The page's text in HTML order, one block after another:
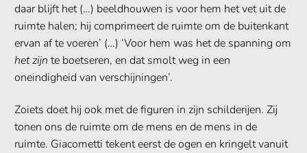
daar blijft het (…) beeldhouwen is voor hem het vet uit de
ruimte halen; hij comprimeert de ruimte om de buitenkant
ervan af te voeren’ (…) ‘Voor hem was het de spanning om
het zijn te boetseren, en dat smolt weg in een
oneindigheid van verschijningen’.
Zoiets doet hij ook met de figuren in zijn schilderijen. Zij
tonen ons de ruimte om de mens en de mens in de
ruimte. Giacometti tekent eerst de ogen en kringelt vanuit